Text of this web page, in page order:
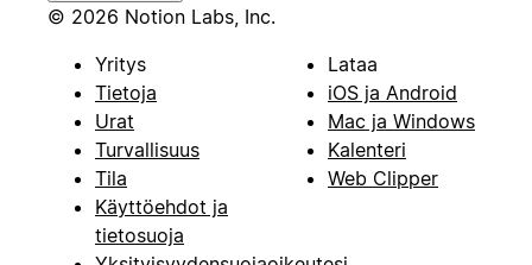
© 2026 Notion Labs, Inc.
Yritys
Tietoja
Urat
Turvallisuus
Tila
Käyttöehdot ja
tietosuoja
Lataa
iOS ja Android
Mac ja Windows
Kalenteri
Web Clipper